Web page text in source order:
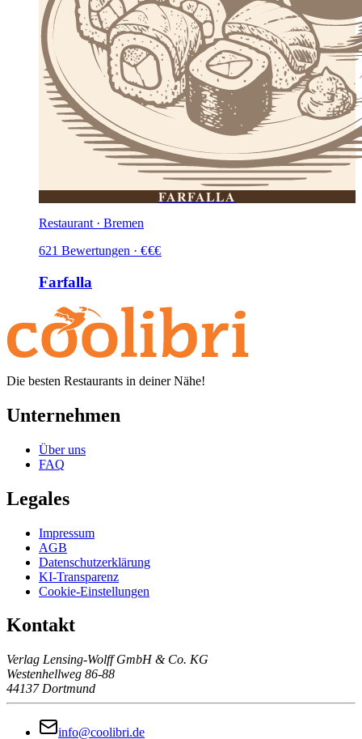
FARFALLA
Restaurant · Bremen
621 Bewertungen · €€€
Farfalla
Die besten Restaurants in deiner Nähe!
Unternehmen
Über uns
FAQ
Legales
Impressum
AGB
Datenschutzerklärung
KI-Transparenz
Cookie-Einstellungen
Kontakt
Verlag Lensing-Wolff GmbH & Co. KG
Westenhellweg 86-88
44137 Dortmund
info@coolibri.de